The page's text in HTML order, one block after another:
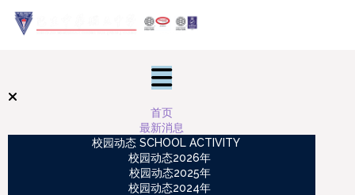
首页
最新消息
校园动态 SCHOOL ACTIVITY
校园动态2026年
校园动态2025年
校园动态2024年